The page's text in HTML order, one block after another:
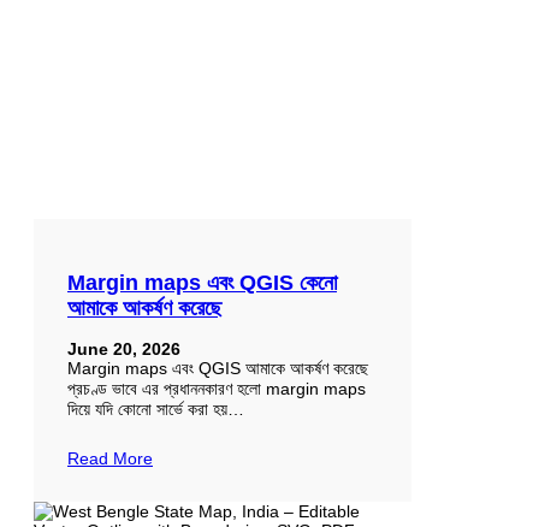
Margin maps এবং QGIS কেনো
আমাকে আকর্ষণ করেছে
June 20, 2026
Margin maps এবং QGIS আমাকে আকর্ষণ করেছে
প্রচণ্ড ভাবে এর প্রধাননকারণ হলো margin maps
দিয়ে যদি কোনো সার্ভে করা হয়…
Read More